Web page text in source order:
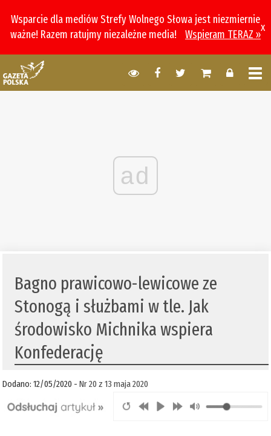
Wsparcie dla mediów Strefy Wolnego Słowa jest niezmiernie
ważne! Razem ratujmy niezależne media!
Wspieram TERAZ »
x
ad
Bagno prawicowo-lewicowe ze
Stonogą i służbami w tle. Jak
środowisko Michnika wspiera
Konfederację
Dodano: 12/05/2020 -Nr 20 z 13 maja 2020